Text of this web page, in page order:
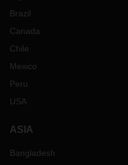
Brazil
Canada
Chile
Mexico
Peru
USA
ASIA
Bangladesh